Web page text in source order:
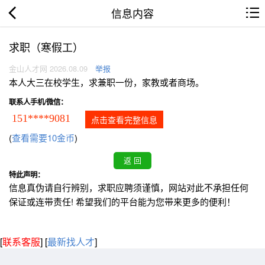
信息内容
求职（寒假工）
金山人才网 2026.08.09 举报
本人大三在校学生，求兼职一份，家教或者商场。
联系人手机/微信：
151****9081 点击查看完整信息
(查看需要10金币)
特此声明：
信息真伪请自行辨别，求职应聘须谨慎，网站对此不承担任何
保证或连带责任! 希望我们的平台能为您带来更多的便利！
[联系客服] [最新找人才]